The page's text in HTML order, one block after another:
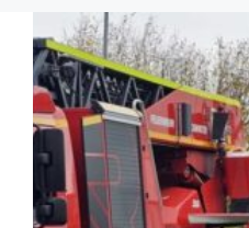
eine
Böschung
hinab
–
Schwerer
Unfall
auf
der